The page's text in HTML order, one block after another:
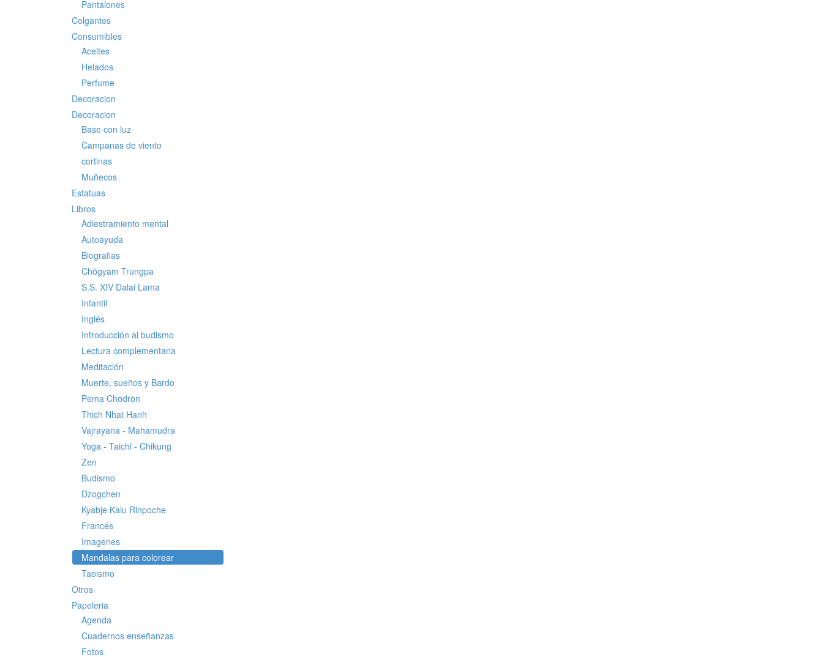
Pantalones
Colgantes
Consumibles
Aceites
Helados
Perfume
Decoracion
Decoracion
Base con luz
Campanas de viento
cortinas
Muñecos
Estatuas
Libros
Adiestramiento mental
Autoayuda
Biografias
Chögyam Trungpa
S.S. XIV Dalai Lama
Infantil
Inglés
Introducción al budismo
Lectura complementaria
Meditación
Muerte, sueños y Bardo
Pema Chödrön
Thich Nhat Hanh
Vajrayana - Mahamudra
Yoga - Taichi - Chikung
Zen
Budismo
Dzogchen
Kyabje Kalu Rinpoche
Francés
Imagenes
Mandalas para colorear
Taoismo
Otros
Papeleria
Agenda
Cuadernos enseñanzas
Fotos